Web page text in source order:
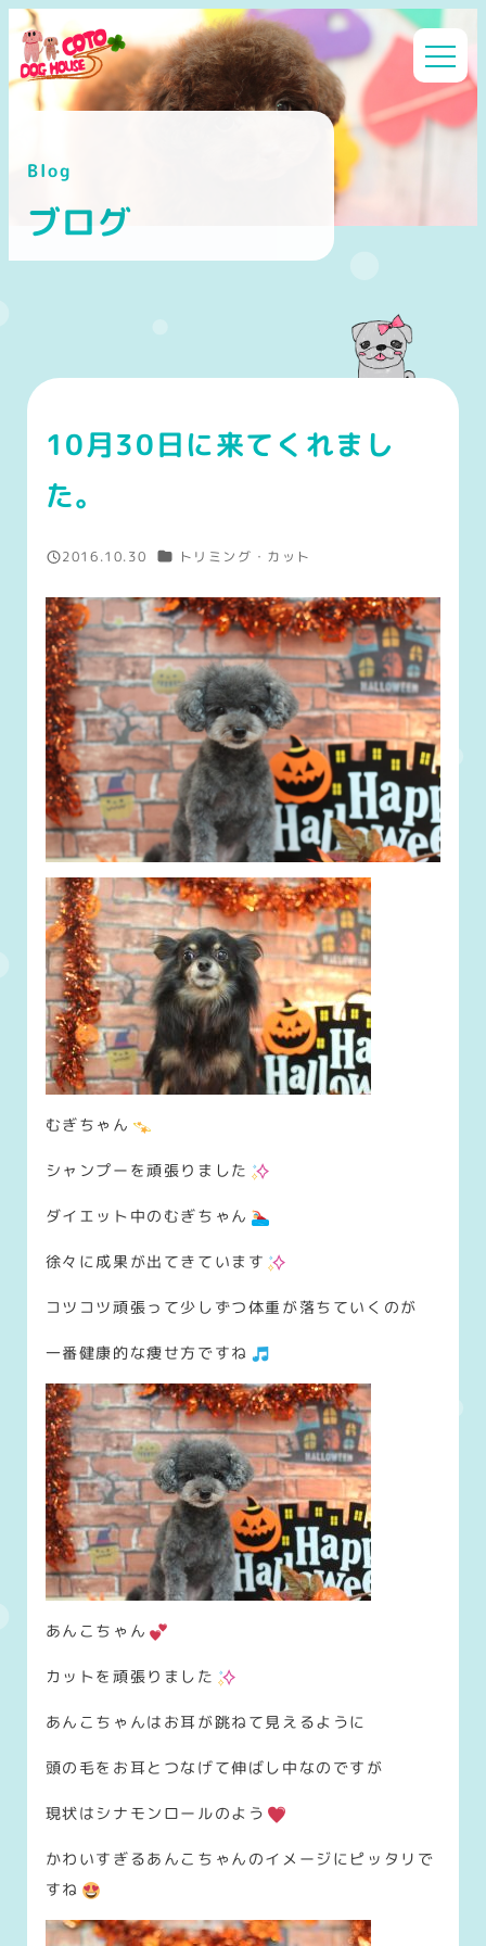
メ
イ
ン
へ
Blog
ブログ
10月30日に来てくれまし
た。
投稿日
2016.10.30 カテゴリー
トリミング・カット
むぎちゃん
シャンプーを頑張りました
ダイエット中のむぎちゃん
徐々に成果が出てきています
コツコツ頑張って少しずつ体重が落ちていくのが
一番健康的な痩せ方ですね
あんこちゃん
カットを頑張りました
あんこちゃんはお耳が跳ねて見えるように
頭の毛をお耳とつなげて伸ばし中なのですが
現状はシナモンロールのよう
かわいすぎるあんこちゃんのイメージにピッタリで
すね